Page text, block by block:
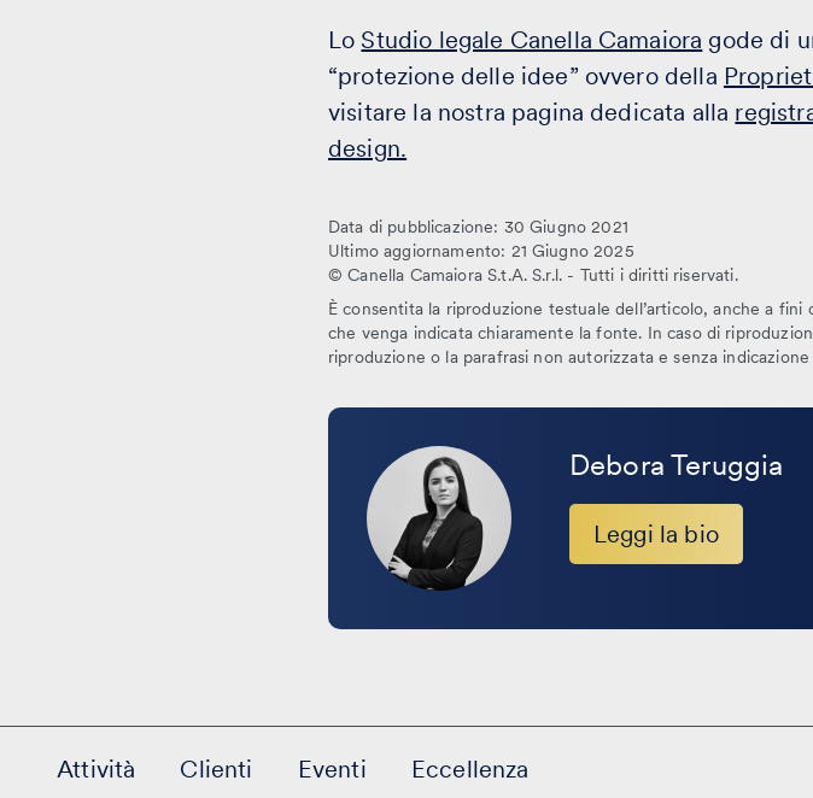
Lo Studio legale Canella Camaiora gode di
“protezione delle idee” ovvero della
visitare la nostra pagina dedicata alla
design.
Data di pubblicazione: 30 Giugno 2021
Ultimo aggiornamento: 21 Giugno 2025
© Canella Camaiora S.t.A. S.r.l. - Tutti i diritti riservati.
È consentita la riproduzione testuale dell’articolo, anche a
che venga indicata chiaramente la fonte. In caso di
riproduzione o la parafrasi non autorizzata e senza
Debora Teruggia
Leggi la bio
Leggi
Attività Clienti Eventi Eccellenza